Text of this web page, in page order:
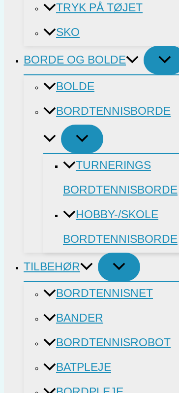
TRYK PÅ TØJET
SKO
BORDE OG BOLDE
BOLDE
BORDTENNISBORDE
TURNERINGS
BORDTENNISBORDE
HOBBY-/SKOLE
BORDTENNISBORDE
TILBEHØR
BORDTENNISNET
BANDER
BORDTENNISROBOT
BATPLEJE